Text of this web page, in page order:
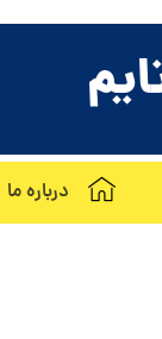
درباره ما